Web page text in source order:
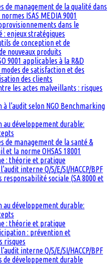
de management de la qualité dans
ISAS MEDIA 9001
dans le
: enjeux stratégiques
de conception et de
nouveaux produits
9001 applicables à la R&D
modes de satisfaction et des
des clients
les actes malveillants : risques
à l’audit selon NGO Benchmarking
au développement durable:
de management de la santé &
et la norme OHSAS 18001
: théorie et pratique
interne Q/S/E/SI/HACCP/BPF
responsabilité sociale (SA 8000 et
au développement durable:
: théorie et pratique
: prévention et
risques
interne Q/S/E/SI/HACCP/BPF
de développement durable